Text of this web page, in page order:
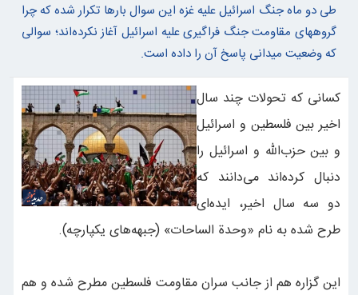
طی دو ماه جنگ اسرائیل علیه غزه این سوال بارها تکرار شده که چرا
گروههای مقاومت جنگ فراگیری علیه اسرائیل آغاز نکرده‌اند؛ سوالی
که وضعیت میدانی پاسخ آن را داده است.
کسانی که تحولات چند سال
اخیر بین فلسطین و اسرائیل
و بین حزب‌الله و اسرائیل را
دنبال کرده‌اند می‌دانند که
دو سه سال اخیر، ایده‌ای
طرح شده به نام «وحدة الساحات» (جبهه‌های یکپارچه).
این گزاره هم از جانب سران مقاومت فلسطین مطرح شده و هم